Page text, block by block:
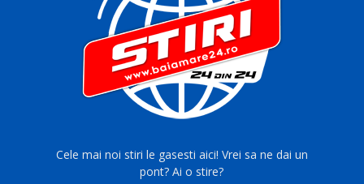
Cele mai noi stiri le gasesti aici! Vrei sa ne dai un
pont? Ai o stire?